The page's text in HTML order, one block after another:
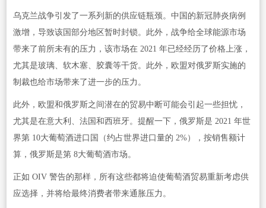
乌克兰战争引发了一系列新的供应链瓶颈。中国的新冠肺炎病例
激增，导致该国部分地区暂时封锁。此外，战争给全球能源市场
带来了前所未有的压力，该市场在 2021 年已经经历了价格上涨，
尤其是玻璃、软木塞、胶囊等干货。此外，欧盟对俄罗斯实施的
制裁也给市场带来了进一步的压力。
此外，欧盟和俄罗斯之间潜在的贸易中断可能会引起一些担忧，
尤其是在意大利、法国和西班牙。提醒一下，俄罗斯是 2021 年世
界第 10大葡萄酒进口国（约占世界进口量的 2%），按销售额计
算，俄罗斯是第 8大葡萄酒市场。
正如 OIV 警告的那样，所有这些都将迫使葡萄酒贸易重新考虑供
应选择，并将给最终消费者带来通胀压力。